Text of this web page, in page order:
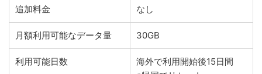
追加料金 なし
月額利用可能なデータ量 30GB
利用可能日数
海外で利用開始後15日間